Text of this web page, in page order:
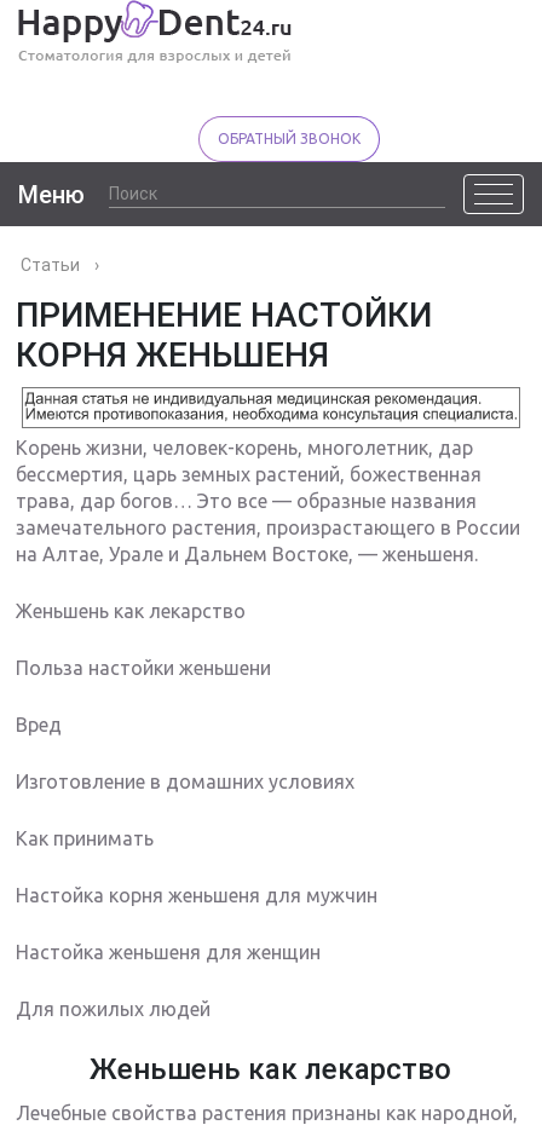
ОБРАТНЫЙ ЗВОНОК
Меню
Статьи ›
ПРИМЕНЕНИЕ НАСТОЙКИ
КОРНЯ ЖЕНЬШЕНЯ
Корень жизни, человек-корень, многолетник, дар
бессмертия, царь земных растений, божественная
трава, дар богов… Это все — образные названия
замечательного растения, произрастающего в России
на Алтае, Урале и Дальнем Востоке, — женьшеня.
Женьшень как лекарство
Польза настойки женьшени
Вред
Изготовление в домашних условиях
Как принимать
Настойка корня женьшеня для мужчин
Настойка женьшеня для женщин
Для пожилых людей
Женьшень как лекарство
Лечебные свойства растения признаны как народной,